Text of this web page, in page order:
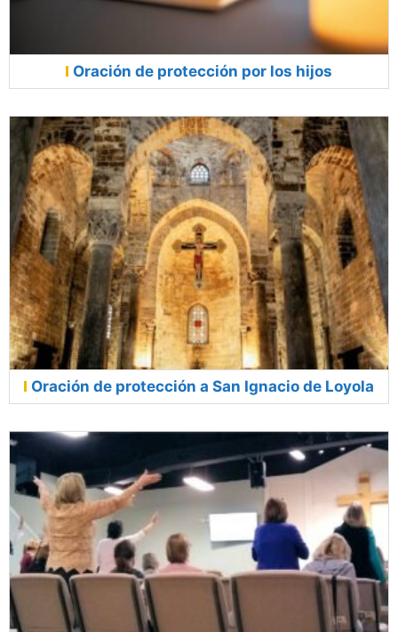
Oración de protección por los hijos
Oración de protección a San Ignacio de Loyola